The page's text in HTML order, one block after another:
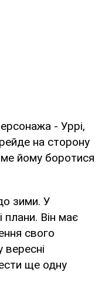
- Уррі,
на сторону
йому боротися
зими. У
плани. Він має
свого
ще одну